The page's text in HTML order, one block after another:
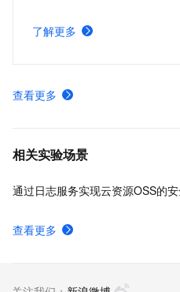
Kubernetes 的 Horizontal
性伸缩，提升资源利用率，缩
了解更多
查看更多
相关实验场景
通过日志服务实现云资源OSS的
查看更多